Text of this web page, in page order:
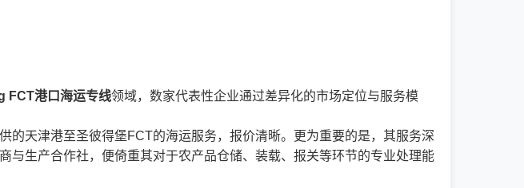
FCT港口海运专线领域，数家代表性企业通过差异化的市场定位与服务模
天津港至圣彼得堡FCT的海运服务，报价清晰。更为重要的是，其服务深
生产合作社，便倚重其对于农产品仓储、装载、报关等环节的专业处理能